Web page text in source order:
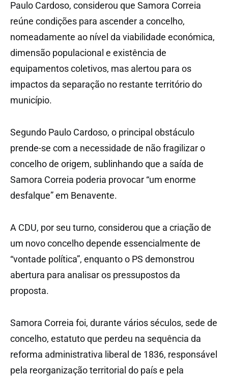
Paulo Cardoso, considerou que Samora Correia
reúne condições para ascender a concelho,
nomeadamente ao nível da viabilidade económica,
dimensão populacional e existência de
equipamentos coletivos, mas alertou para os
impactos da separação no restante território do
município.
Segundo Paulo Cardoso, o principal obstáculo
prende-se com a necessidade de não fragilizar o
concelho de origem, sublinhando que a saída de
Samora Correia poderia provocar “um enorme
desfalque” em Benavente.
A CDU, por seu turno, considerou que a criação de
um novo concelho depende essencialmente de
“vontade política”, enquanto o PS demonstrou
abertura para analisar os pressupostos da
proposta.
Samora Correia foi, durante vários séculos, sede de
concelho, estatuto que perdeu na sequência da
reforma administrativa liberal de 1836, responsável
pela reorganização territorial do país e pela